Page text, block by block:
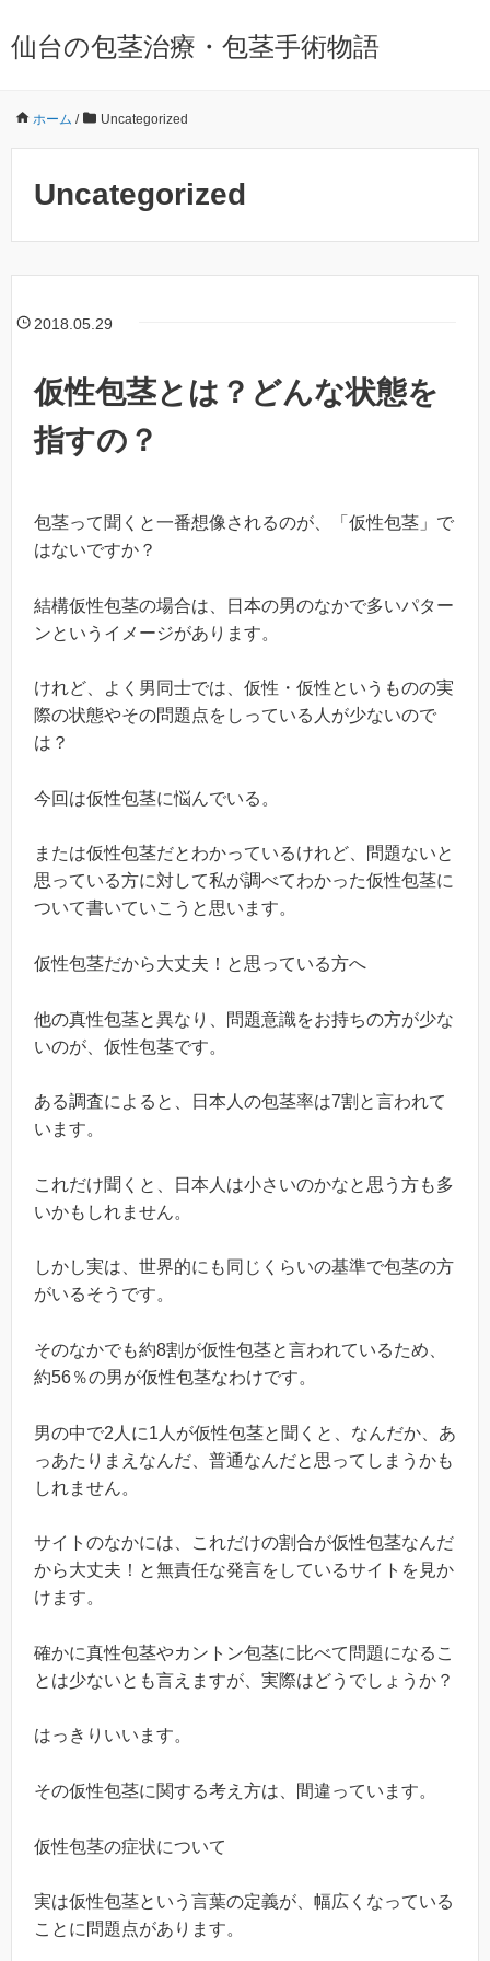
仙台の包茎治療・包茎手術物語
ホーム / Uncategorized
Uncategorized
2018.05.29
仮性包茎とは？どんな状態を
指すの？
包茎って聞くと一番想像されるのが、「仮性包茎」で
はないですか？
結構仮性包茎の場合は、日本の男のなかで多いパター
ンというイメージがあります。
けれど、よく男同士では、仮性・仮性というものの実
際の状態やその問題点をしっている人が少ないので
は？
今回は仮性包茎に悩んでいる。
または仮性包茎だとわかっているけれど、問題ないと
思っている方に対して私が調べてわかった仮性包茎に
ついて書いていこうと思います。
仮性包茎だから大丈夫！と思っている方へ
他の真性包茎と異なり、問題意識をお持ちの方が少な
いのが、仮性包茎です。
ある調査によると、日本人の包茎率は7割と言われて
います。
これだけ聞くと、日本人は小さいのかなと思う方も多
いかもしれません。
しかし実は、世界的にも同じくらいの基準で包茎の方
がいるそうです。
そのなかでも約8割が仮性包茎と言われているため、
約56％の男が仮性包茎なわけです。
男の中で2人に1人が仮性包茎と聞くと、なんだか、あ
っあたりまえなんだ、普通なんだと思ってしまうかも
しれません。
サイトのなかには、これだけの割合が仮性包茎なんだ
から大丈夫！と無責任な発言をしているサイトを見か
けます。
確かに真性包茎やカントン包茎に比べて問題になるこ
とは少ないとも言えますが、実際はどうでしょうか？
はっきりいいます。
その仮性包茎に関する考え方は、間違っています。
仮性包茎の症状について
実は仮性包茎という言葉の定義が、幅広くなっている
ことに問題点があります。